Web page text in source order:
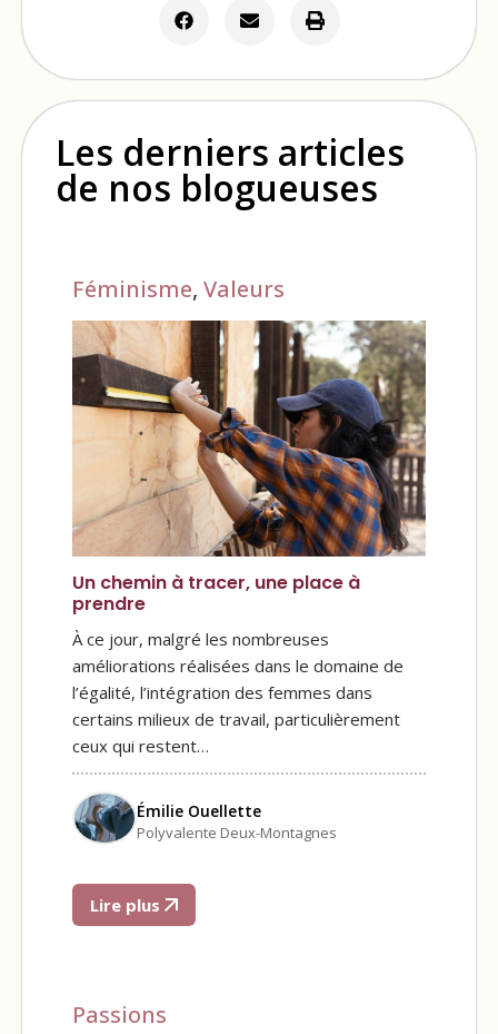
Les derniers articles
de nos blogueuses
Féminisme, Valeurs
Un chemin à tracer, une place à
prendre
À ce jour, malgré les nombreuses
améliorations réalisées dans le domaine de
l’égalité, l’intégration des femmes dans
certains milieux de travail, particulièrement
ceux qui restent…
Émilie Ouellette
Polyvalente Deux-Montagnes
Lire plus
Passions